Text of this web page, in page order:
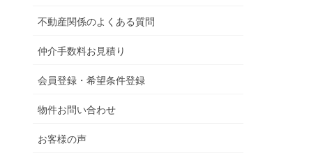
不動産関係のよくある質問
仲介手数料お見積り
会員登録・希望条件登録
物件お問い合わせ
お客様の声